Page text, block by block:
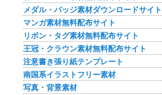
メダル・バッジ素材ダウンロードサイト
マンガ素材無料配布サイト
リボン・タグ素材無料配布サイト
王冠・クラウン素材無料配布サイト
注意書き張り紙テンプレート
南国系イラストフリー素材
写真・背景素材